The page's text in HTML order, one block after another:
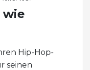
wie
Hip-Hop-
seinen